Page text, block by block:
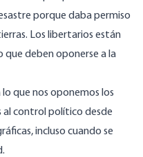
porque daba permiso
Los libertarios están
que deben oponerse a la
que nos oponemos los
al control político desde
incluso cuando se